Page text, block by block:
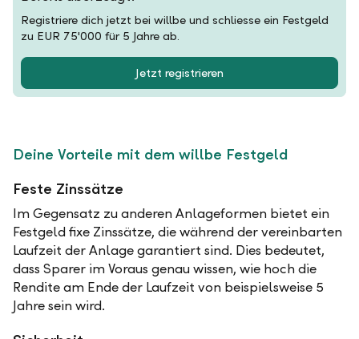
Registriere dich jetzt bei willbe und schliesse ein Festgeld
zu EUR 75'000 für 5 Jahre ab.
Jetzt registrieren
Deine Vorteile mit dem willbe Festgeld
Feste Zinssätze
Im Gegensatz zu anderen Anlageformen bietet ein
Festgeld fixe Zinssätze, die während der vereinbarten
Laufzeit der Anlage garantiert sind. Dies bedeutet,
dass Sparer im Voraus genau wissen, wie hoch die
Rendite am Ende der Laufzeit von beispielsweise 5
Jahre sein wird.